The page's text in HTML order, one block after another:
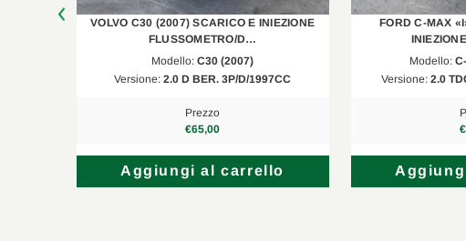
VOLVO C30 (2007) SCARICO E INIEZIONE
FLUSSOMETRO/D…
Modello: C30 (2007)
Versione: 2.0 D BER. 3P/D/1997CC
Prezzo
€65,00
Aggiungi al carrello
FORD C-MAX
Modello:
Versione: 2.0